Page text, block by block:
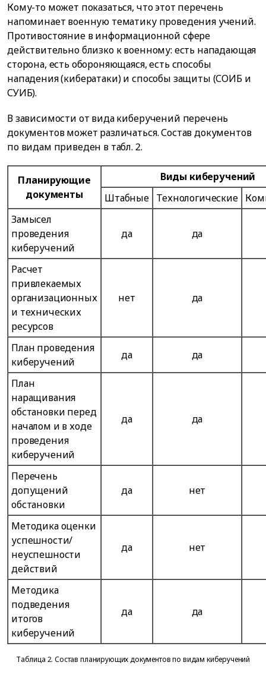
Кому-то может показаться, что этот перечень
напоминает военную тематику проведения учений.
Противостояние в информационной сфере
действительно близко к военному: есть нападающая
сторона, есть обороняющаяся, есть способы
нападения (кибератаки) и способы защиты (СОИБ и
СУИБ).
В зависимости от вида киберучений перечень
документов может различаться. Состав документов
по видам приведен в табл. 2.
Планирующие
документы
Виды киберучений
Штабные Технологические
Замысел
проведения
киберучений
да да
Расчет
привлекаемых
организационных
и технических
ресурсов
нет да
План проведения
киберучений
да да
План
наращивания
обстановки перед
началом и в ходе
проведения
киберучений
да да
Перечень
допущений
обстановки
да нет
Методика оценки
успешности/
неуспешности
действий
да нет
Методика
подведения
итогов
киберучений
да да
Таблица 2. Состав планирующих документов по видам киберучений